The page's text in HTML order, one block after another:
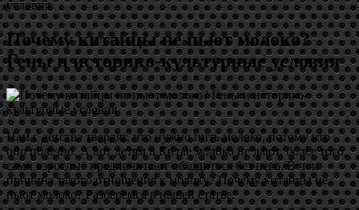
условия
Почему китайцы не пьют молоко?
Гены и историко-культурные условия
Нам с детства твердят, что нужно пить молоко, потому что
оно полезно. А вот детям в Китае молоко не дают, более того,
сами взрослые предпочитают обходиться без него. В чем
причина такого отношения к молоку? Почему китайцы не
пьют молоко? Разберемся в нашей статье.